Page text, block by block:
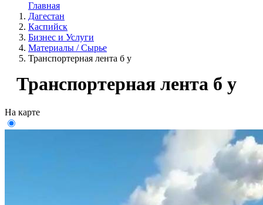
Главная
Дагестан
Каспийск
Бизнес и Услуги
Материалы / Сырье
Транспортерная лента б у
Транспортерная лента б у
На карте